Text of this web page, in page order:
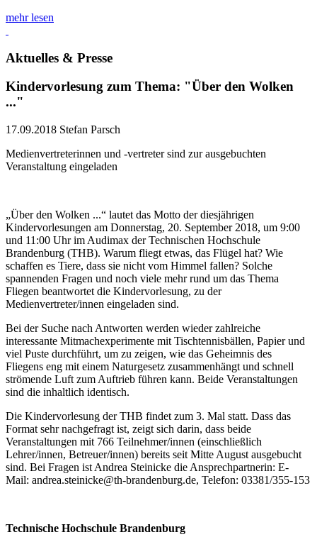
mehr lesen
Aktuelles & Presse
Kindervorlesung zum Thema: "Über den Wolken
..."
17.09.2018 Stefan Parsch
Medienvertreterinnen und -vertreter sind zur ausgebuchten
Veranstaltung eingeladen
„Über den Wolken ...“ lautet das Motto der diesjährigen
Kindervorlesungen am Donnerstag, 20. September 2018, um 9:00
und 11:00 Uhr im Audimax der Technischen Hochschule
Brandenburg (THB). Warum fliegt etwas, das Flügel hat? Wie
schaffen es Tiere, dass sie nicht vom Himmel fallen? Solche
spannenden Fragen und noch viele mehr rund um das Thema
Fliegen beantwortet die Kindervorlesung, zu der
Medienvertreter/innen eingeladen sind.
Bei der Suche nach Antworten werden wieder zahlreiche
interessante Mitmachexperimente mit Tischtennisbällen, Papier und
viel Puste durchführt, um zu zeigen, wie das Geheimnis des
Fliegens eng mit einem Naturgesetz zusammenhängt und schnell
strömende Luft zum Auftrieb führen kann. Beide Veranstaltungen
sind die inhaltlich identisch.
Die Kindervorlesung der THB findet zum 3. Mal statt. Dass das
Format sehr nachgefragt ist, zeigt sich darin, dass beide
Veranstaltungen mit 766 Teilnehmer/innen (einschließlich
Lehrer/innen, Betreuer/innen) bereits seit Mitte August ausgebucht
sind. Bei Fragen ist Andrea Steinicke die Ansprechpartnerin: E-
Mail: andrea.steinicke@th-brandenburg.de, Telefon: 03381/355-153
Technische Hochschule Brandenburg